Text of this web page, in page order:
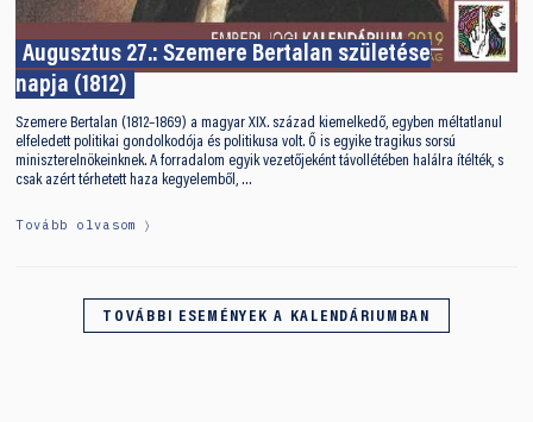
Augusztus 27.: Szemere Bertalan születése
napja (1812)
Szemere Bertalan (1812–1869) a magyar XIX. század kiemelkedő, egyben méltatlanul
elfeledett politikai gondolkodója és politikusa volt. Ő is egyike tragikus sorsú
miniszterelnökeinknek. A forradalom egyik vezetőjeként távollétében halálra ítélték, s
csak azért térhetett haza kegyelemből, …
Tovább olvasom
TOVÁBBI ESEMÉNYEK A KALENDÁRIUMBAN